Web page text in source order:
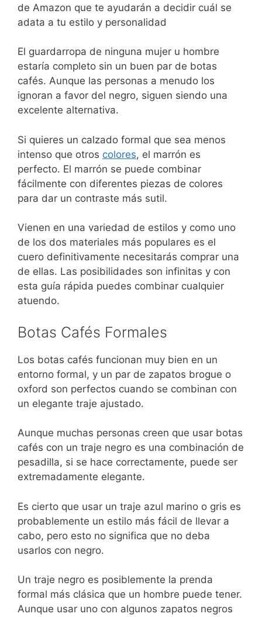
de Amazon que te ayudarán a decidir cuál se
adata a tu estilo y personalidad
El guardarropa de ninguna mujer u hombre
estaría completo sin un buen par de botas
cafés. Aunque las personas a menudo los
ignoran a favor del negro, siguen siendo una
excelente alternativa.
Si quieres un calzado formal que sea menos
intenso que otros colores, el marrón es
perfecto. El marrón se puede combinar
fácilmente con diferentes piezas de colores
para dar un contraste más sutil.
Vienen en una variedad de estilos y como uno
de los dos materiales más populares es el
cuero definitivamente necesitarás comprar una
de ellas. Las posibilidades son infinitas y con
esta guía rápida puedes combinar cualquier
atuendo.
Botas Cafés Formales
Los botas cafés funcionan muy bien en un
entorno formal, y un par de zapatos brogue o
oxford son perfectos cuando se combinan con
un elegante traje ajustado.
Aunque muchas personas creen que usar botas
cafés con un traje negro es una combinación de
pesadilla, si se hace correctamente, puede ser
extremadamente elegante.
Es cierto que usar un traje azul marino o gris es
probablemente un estilo más fácil de llevar a
cabo, pero esto no significa que no deba
usarlos con negro.
Un traje negro es posiblemente la prenda
formal más clásica que un hombre puede tener.
Aunque usar uno con algunos zapatos negros